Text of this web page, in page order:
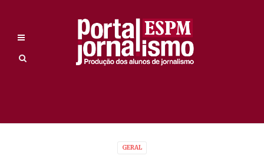
GERAL